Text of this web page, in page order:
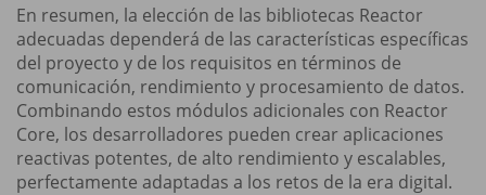
En resumen, la elección de las bibliotecas Reactor
adecuadas dependerá de las características específicas
del proyecto y de los requisitos en términos de
comunicación, rendimiento y procesamiento de datos.
Combinando estos módulos adicionales con Reactor
Core, los desarrolladores pueden crear aplicaciones
reactivas potentes, de alto rendimiento y escalables,
perfectamente adaptadas a los retos de la era digital.